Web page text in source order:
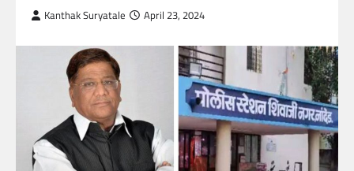
Kanthak Suryatale April 23, 2024